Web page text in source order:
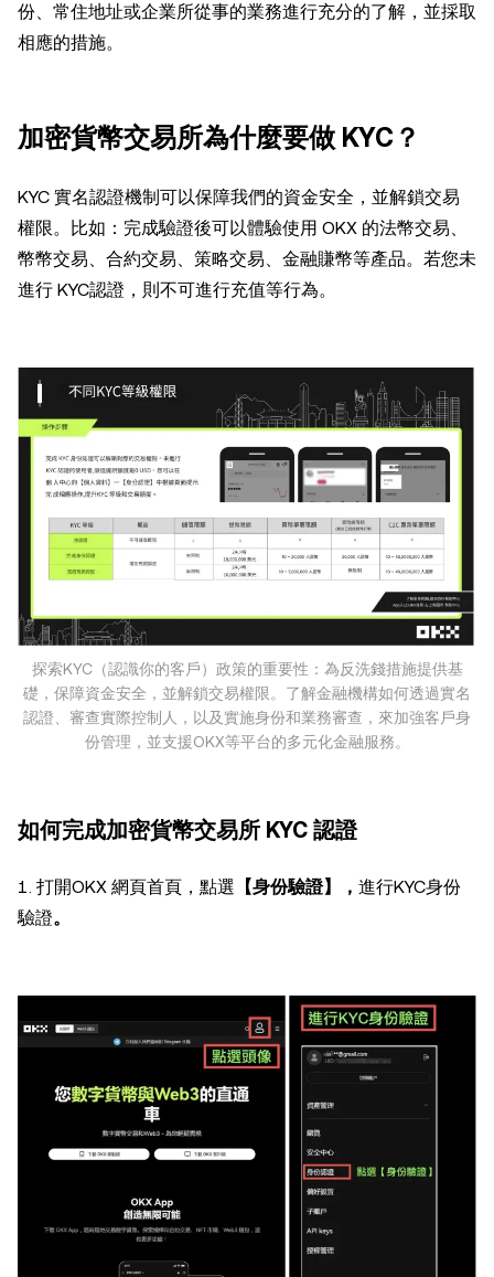
份、常住地址或企業所從事的業務進行充分的了解，並採取
相應的措施。
加密貨幣交易所為什麼要做 KYC？
KYC 實名認證機制可以保障我們的資金安全，並解鎖交易
權限。比如：完成驗證後可以體驗使用 OKX 的法幣交易、
幣幣交易、合約交易、策略交易、金融賺幣等產品。若您未
進行 KYC認證，則不可進行充值等行為。
探索KYC（認識你的客戶）政策的重要性：為反洗錢措施提供基
礎，保障資金安全，並解鎖交易權限。了解金融機構如何透過實名
認證、審查實際控制人，以及實施身份和業務審查，來加強客戶身
份管理，並支援OKX等平台的多元化金融服務。
如何完成加密貨幣交易所 KYC 認證
1. 打開OKX 網頁首頁，點選 【身份驗證】， 進行KYC身份
驗證。